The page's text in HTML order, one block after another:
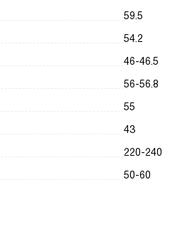
59.5
54.2
46-46.5
56-56.8
55
43
220-240
50-60